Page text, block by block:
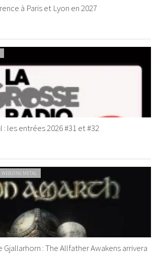
à Paris et Lyon en 2027
les entrées 2026 #31 et #32
WEBZINE METAL
: The Allfather Awakens arrivera